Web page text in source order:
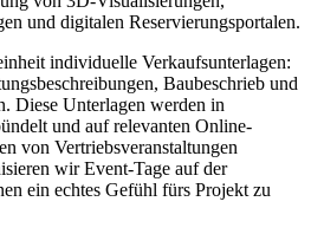
und digitalen Reservierungsportalen.
individuelle Verkaufsunterlagen:
Baubeschrieb und
Diese Unterlagen werden in
und auf relevanten Online-
von Vertriebsveranstaltungen
wir Event-Tage auf der
ein echtes Gefühl fürs Projekt zu